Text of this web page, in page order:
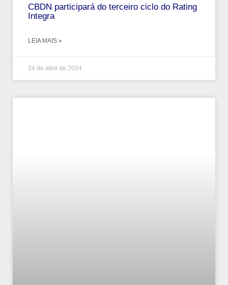
CBDN participará do terceiro ciclo do Rating
Integra
LEIA MAIS »
24 de abril de 2024